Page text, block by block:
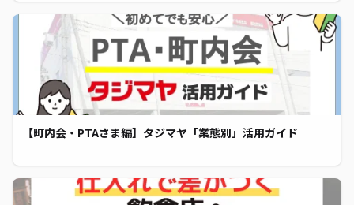
【町内会・PTAさま編】タジマヤ「業態別」活用ガイド